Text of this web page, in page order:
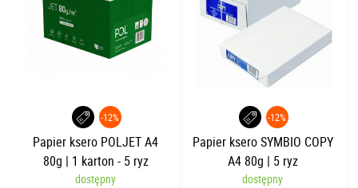
-12%
Papier ksero POLJET A4
80g | 1 karton - 5 ryz
dostępny
-12%
Papier ksero SYMBIO COPY
A4 80g | 5 ryz
dostępny